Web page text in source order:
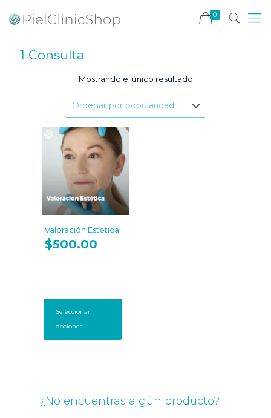
0
1 Consulta
Mostrando el único resultado
Valoración Estética
$500.00
Seleccionar
opciones
elegir
¿No encuentras algún producto?